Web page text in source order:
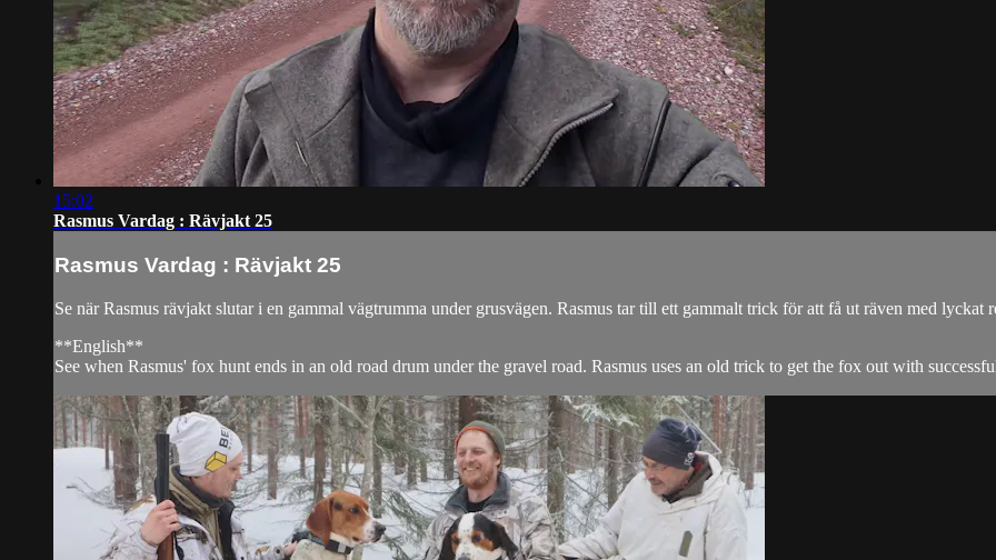
15:02
Rasmus Vardag : Rävjakt 25
Rasmus Vardag : Rävjakt 25
Se när Rasmus rävjakt slutar i en gammal vägtrumma under grusvägen. Rasmus tar till ett gammalt trick för att få ut räven med lyckat
**English**
See when Rasmus' fox hunt ends in an old road drum under the gravel road. Rasmus uses an old trick to get the fox out with